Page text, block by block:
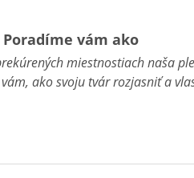
vám ako
miestnostiach naša
ako svoju tvár rozjasniť a